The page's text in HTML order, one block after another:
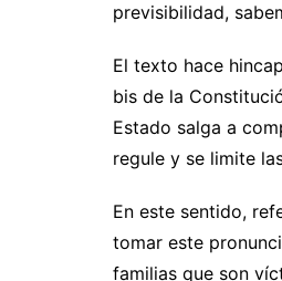
previsibilidad,
El texto hace
bis de la
Estado salga a
regule y se limite
En este sentido,
tomar este
familias que son